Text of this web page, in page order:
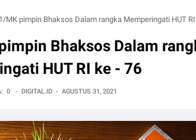
MK pimpin Bhaksos Dalam rangka Memperingati HUT
Bhaksos Dalam
HUT RI ke - 76
0 - DIGITAL.ID - AGUSTUS 31, 2021